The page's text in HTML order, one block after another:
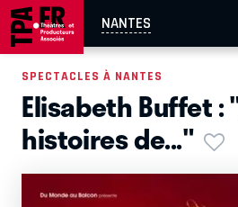
NANTES
AIX-MARSEILLE AURAY
EN TOURNÉE
SPECTACLES À NANTES
Elisabeth Buffet :
histoires de..."